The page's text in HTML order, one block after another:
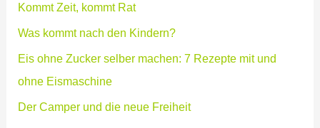
Kommt Zeit, kommt Rat
Was kommt nach den Kindern?
Eis ohne Zucker selber machen: 7 Rezepte mit und
ohne Eismaschine
Der Camper und die neue Freiheit